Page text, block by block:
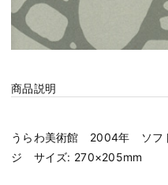
商品説明
うらわ美術館 2004年 ソフ
ジ サイズ: 270×205mm